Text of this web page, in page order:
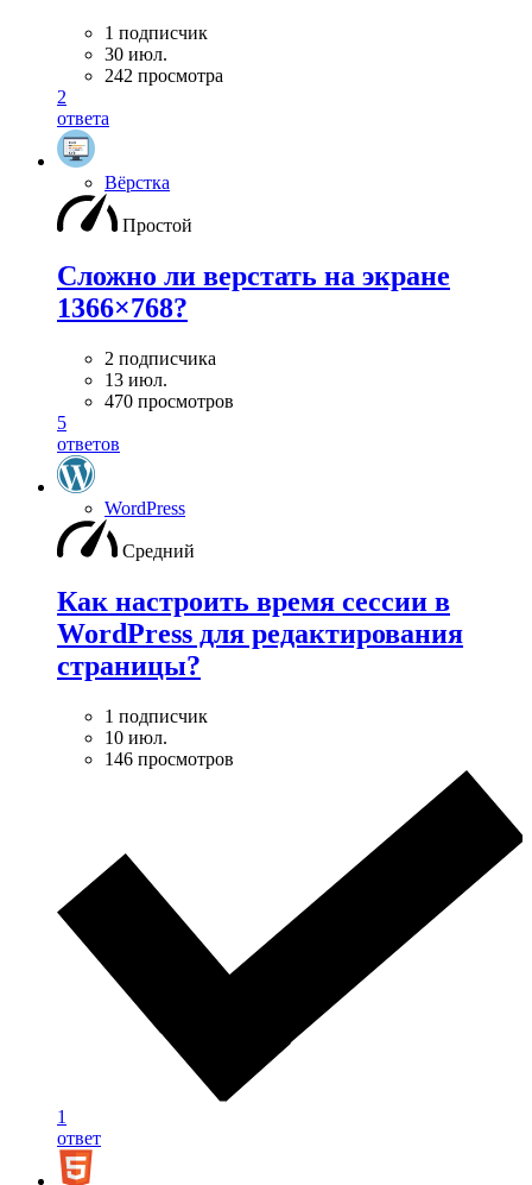
1 подписчик
30 июл.
242 просмотра
2
ответа
Вёрстка
Простой
Сложно ли верстать на экране
1366×768?
2 подписчика
13 июл.
470 просмотров
5
ответов
WordPress
Средний
Как настроить время сессии в
WordPress для редактирования
страницы?
1 подписчик
10 июл.
146 просмотров
1
ответ